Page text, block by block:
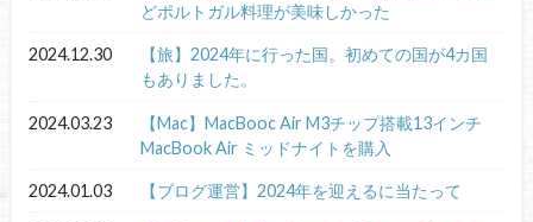
どポルトガル料理が美味しかった
2024.12.30
【旅】2024年に行った国。初めての国が4カ国
もありました。
2024.03.23
【Mac】MacBooc Air M3チップ搭載13インチ
MacBook Air ミッドナイトを購入
2024.01.03 【ブログ運営】2024年を迎えるに当たって